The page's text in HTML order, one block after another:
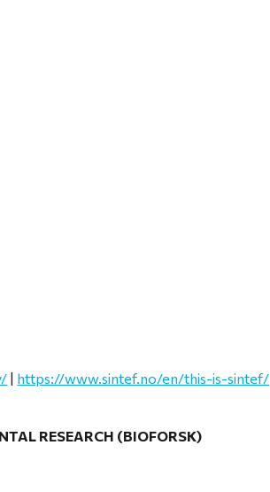
| https://www.sintef.no/en/this-is-sintef/
RESEARCH (BIOFORSK)